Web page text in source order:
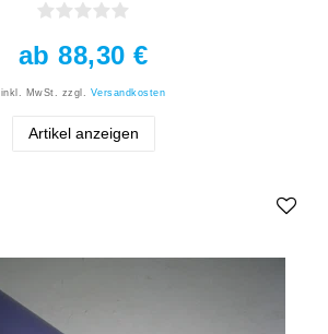
ab 88,30 €
inkl. MwSt. zzgl. Versandkosten
Artikel anzeigen